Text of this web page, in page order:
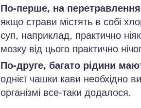
По-перше, на
якщо страви містять в собі
суп, наприклад, практично
мозку від цього практично
По-друге, багато рідини
однієї чашки кави необхідно
організмі все-таки додалося.